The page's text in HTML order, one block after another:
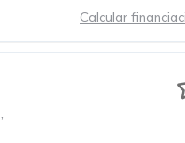
Calcular
,